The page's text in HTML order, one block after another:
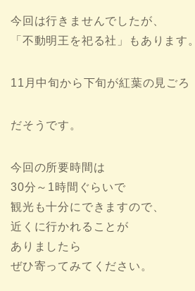
今回は行きませんでしたが、
「不動明王を祀る社」もあります。
11月中旬から下旬が紅葉の見ごろ
だそうです。
今回の所要時間は
30分～1時間ぐらいで
観光も十分にできますので、
近くに行かれることが
ありましたら
ぜひ寄ってみてください。